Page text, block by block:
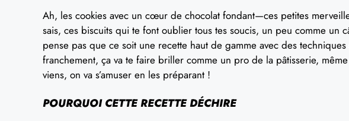
Ah, les cookies avec un cœur de chocolat fondant—ces petites
sais, ces biscuits qui te font oublier tous tes soucis, un peu comme un
pense pas que ce soit une recette haut de gamme avec des
franchement, ça va te faire briller comme un pro de la pâtisserie,
viens, on va s’amuser en les préparant !
POURQUOI CETTE RECETTE DÉCHIRE